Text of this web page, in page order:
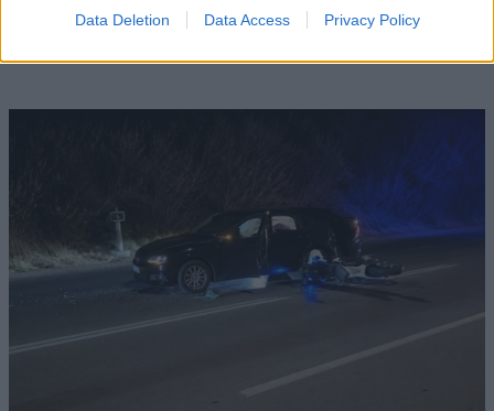
Data Deletion Data Access Privacy Policy
φιλιά με τον Βύρωνα Βασιλειάδη: «Καμία στιγμή